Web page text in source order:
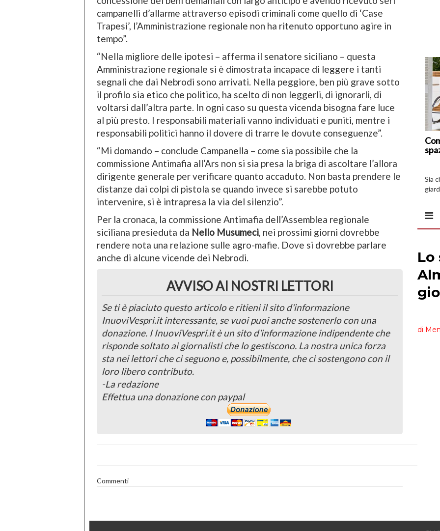
campanelli d’allarme attraverso episodi criminali come quello di ‘Case
Trapesi’, l’Amministrazione regionale non ha ritenuto opportuno agire in
tempo”.
“Nella migliore delle ipotesi – afferma il senatore siciliano – questa
Amministrazione regionale si è dimostrata incapace di leggere i tanti
segnali che dai Nebrodi sono arrivati. Nella peggiore, ben più grave sotto
il profilo sia etico che politico, ha scelto di non leggerli, di ignorarli, di
voltarsi dall’altra parte. In ogni caso su questa vicenda bisogna fare luce
al più presto. I responsabili materiali vanno individuati e puniti, mentre i
responsabili politici hanno il dovere di trarre le dovute conseguenze”.
“Mi domando – conclude Campanella – come sia possibile che la
commissione Antimafia all’Ars non si sia presa la briga di ascoltare l’allora
dirigente generale per verificare quanto accaduto. Non basta prendere le
distanze dai colpi di pistola se quando invece si sarebbe potuto
intervenire, si è intrapresa la via del silenzio”.
Per la cronaca, la commissione Antimafia dell’Assemblea regionale
siciliana presieduta da Nello Musumeci, nei prossimi giorni dovrebbe
rendere nota una relazione sulle agro-mafie. Dove si dovrebbe parlare
anche di alcune vicende dei Nebrodi.
AVVISO AI NOSTRI LETTORI
Se ti è piaciuto questo articolo e ritieni il sito d'informazione
InuoviVespri.it interessante, se vuoi puoi anche sostenerlo con una
donazione. I InuoviVespri.it è un sito d'informazione indipendente che
risponde soltato ai giornalisti che lo gestiscono. La nostra unica forza
sta nei lettori che ci seguono e, possibilmente, che ci sostengono con il
loro libero contributo.
-La redazione
Effettua una donazione con paypal
Commenti
Sia